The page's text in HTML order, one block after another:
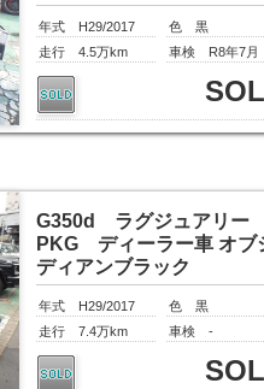
年式 H29/2017
走行 4.5万km
色 黒
車検 R8年7月
G350d ラグジュアリー
PKG ディーラー車 オブ
ディアンブラック
年式 H29/2017
走行 7.4万km
色 黒
車検 -